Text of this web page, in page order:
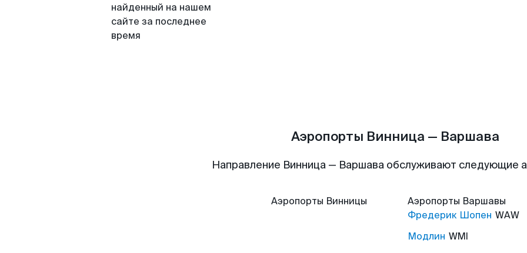
найденный на нашем
сайте за последнее
время
Аэропорты Винница — Варшава
Направление Винница — Варшава обслуживают следующие
Аэропорты Винницы Аэропорты Варшавы
Фредерик Шопен WAW
Модлин WMI